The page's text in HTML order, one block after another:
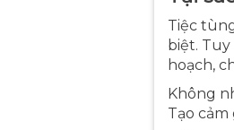
Tiệc
biệt.
hoạch,
Không
Tạo